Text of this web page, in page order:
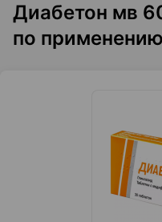
Диабетон мв
по применению